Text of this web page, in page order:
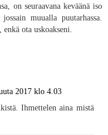
on seuraavana keväänä iso
muualla puutarhassa.
ota uskoakseni.
2017 klo 4.03
Ihmettelen aina mistä